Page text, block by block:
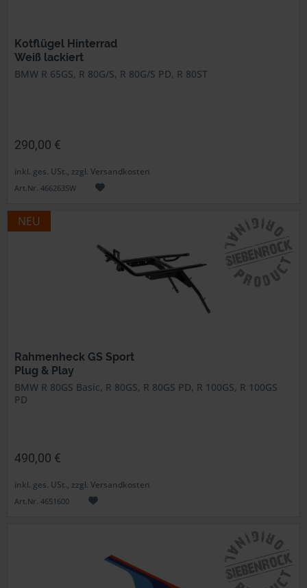
Kotflügel Hinterrad
Weiß lackiert
BMW R 65GS, R 80G/S, R 80G/S PD, R 80ST
290,00 €
inkl. ges. USt., zzgl. Versandkosten
Art.Nr. 4662635W
NEU
Rahmenheck GS Sport
Plug & Play
BMW R 80GS Basic, R 80GS, R 80GS PD, R 100GS, R 100GS
PD
490,00 €
inkl. ges. USt., zzgl. Versandkosten
Art.Nr. 4651600